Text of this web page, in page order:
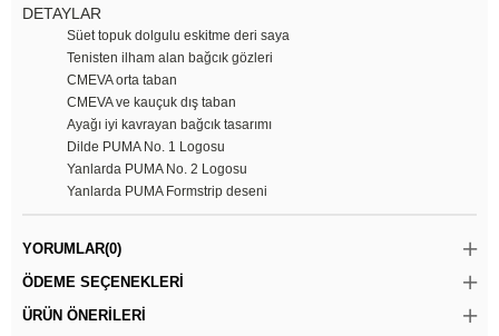
DETAYLAR
Süet topuk dolgulu eskitme deri saya
Tenisten ilham alan bağcık gözleri
CMEVA orta taban
CMEVA ve kauçuk dış taban
Ayağı iyi kavrayan bağcık tasarımı
Dilde PUMA No. 1 Logosu
Yanlarda PUMA No. 2 Logosu
Yanlarda PUMA Formstrip deseni
YORUMLAR(0)
ÖDEME SEÇENEKLERI
ÜRÜN ÖNERILERI